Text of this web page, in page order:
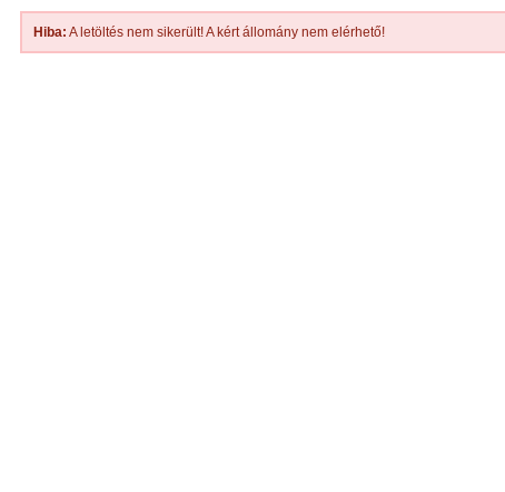
Hiba: A letöltés nem sikerült! A kért állomány nem elérhető!